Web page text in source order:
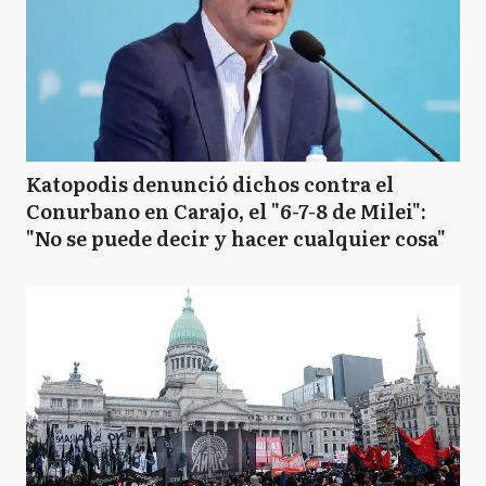
Katopodis denunció dichos contra el
Conurbano en Carajo, el "6-7-8 de Milei":
"No se puede decir y hacer cualquier cosa"